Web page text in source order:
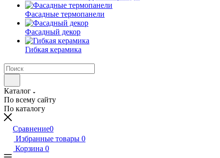
Фасадные термопанели
Фасадный декор
Гибкая керамика
Каталог
По всему сайту
По каталогу
Сравнение0
Избранные товары 0
Корзина 0